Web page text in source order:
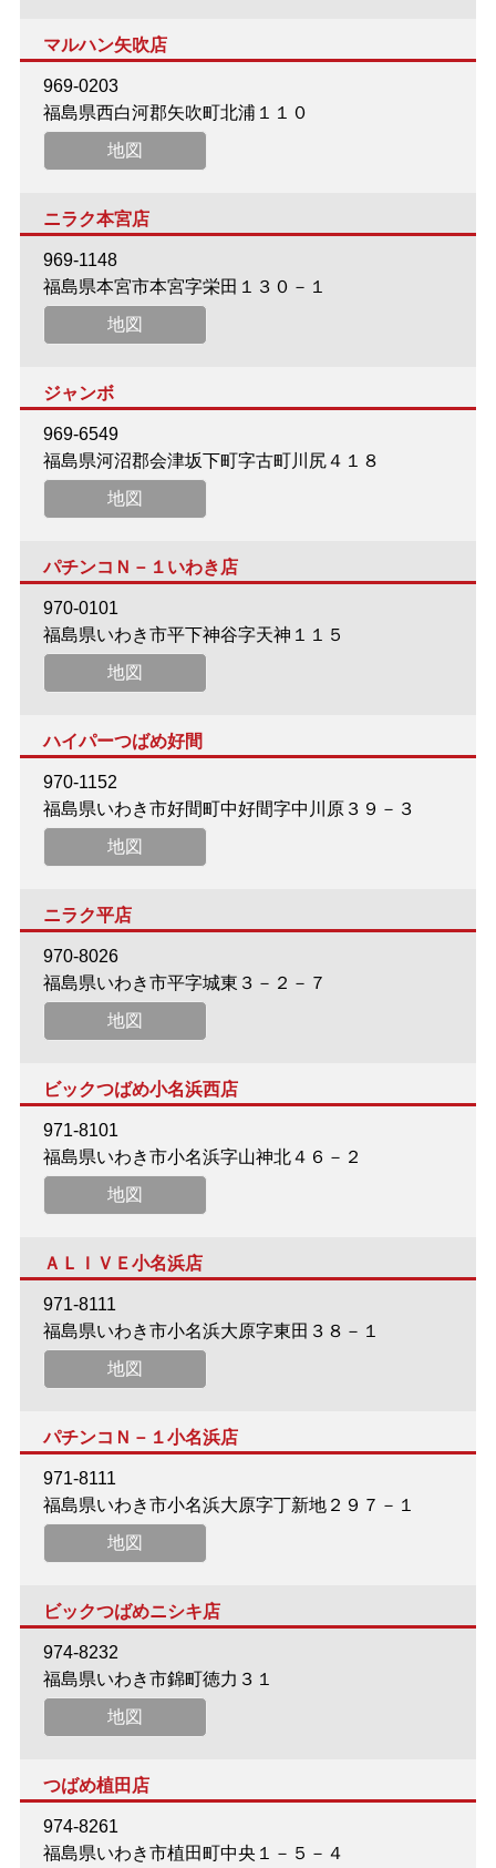
マルハン矢吹店
969-0203
福島県西白河郡矢吹町北浦１１０
地図
ニラク本宮店
969-1148
福島県本宮市本宮字栄田１３０－１
地図
ジャンボ
969-6549
福島県河沼郡会津坂下町字古町川尻４１８
地図
パチンコＮ－１いわき店
970-0101
福島県いわき市平下神谷字天神１１５
地図
ハイパーつばめ好間
970-1152
福島県いわき市好間町中好間字中川原３９－３
地図
ニラク平店
970-8026
福島県いわき市平字城東３－２－７
地図
ビックつばめ小名浜西店
971-8101
福島県いわき市小名浜字山神北４６－２
地図
ＡＬＩＶＥ小名浜店
971-8111
福島県いわき市小名浜大原字東田３８－１
地図
パチンコＮ－１小名浜店
971-8111
福島県いわき市小名浜大原字丁新地２９７－１
地図
ビックつばめニシキ店
974-8232
福島県いわき市錦町徳力３１
地図
つばめ植田店
974-8261
福島県いわき市植田町中央１－５－４